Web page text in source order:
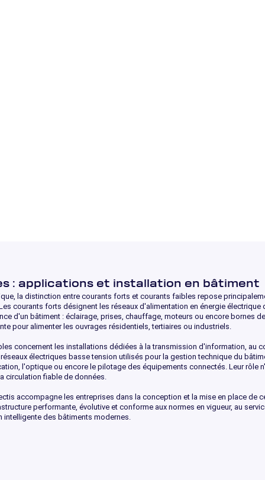
: applications et installation en bâtiment
la distinction entre courants forts et courants faibles repose
courants forts désignent les réseaux d'alimentation en énergie
d'un bâtiment : éclairage, prises, chauffage, moteurs ou encore bornes
pour alimenter les ouvrages résidentiels, tertiaires ou industriels.
concernent les installations dédiées à la transmission d'information, au
électriques basse tension utilisés pour la gestion technique du
l'optique ou encore le pilotage des équipements connectés. Leur rôle
circulation fiable de données.
accompagne les entreprises dans la conception et la mise en place de
performante, évolutive et conforme aux normes en vigueur, au
intelligente des bâtiments modernes.